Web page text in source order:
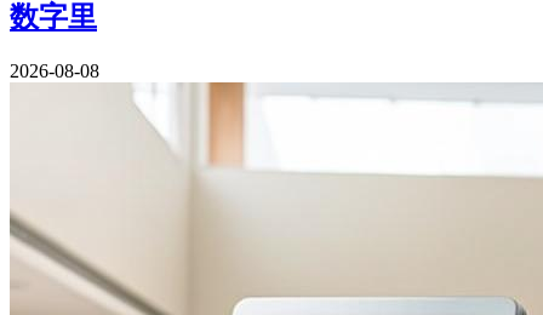
数字里
2026-08-08